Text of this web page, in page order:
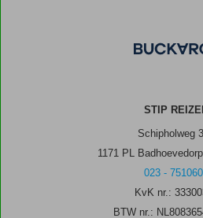
STIP
Schipholweg
1171 PL
023 -
KvK nr.:
BTW nr.: